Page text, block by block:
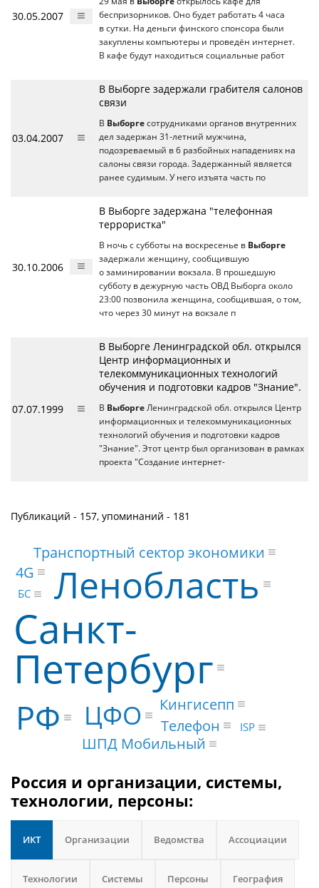
30.05.2007
беспризорников. Оно будет работать 4 часа
в сутки. На деньги финского спонсора были
закуплены компьютеры и проведён интернет.
В кафе будут находиться социальные работ
03.04.2007
В Выборге задержали грабителя салонов
связи
В Выборге сотрудниками органов внутренних
дел задержан 31-летний мужчина,
подозреваемый в 6 разбойных нападениях на
салоны связи города. Задержанный является
ранее судимым. У него изъята часть по
30.10.2006
В Выборге задержана "телефонная
террористка"
В ночь с субботы на воскресенье в Выборге
задержали женщину, сообщившую
о заминировании вокзала. В прошедшую
субботу в дежурную часть ОВД Выборга около
23:00 позвонила женщина, сообщившая, о том,
что через 30 минут на вокзале п
07.07.1999
В Выборге Ленинградской обл. открылся
Центр информационных и
телекоммуникационных технологий
обучения и подготовки кадров "Знание".
В Выборге Ленинградской обл. открылся Центр
информационных и телекоммуникационных
технологий обучения и подготовки кадров
"Знание". Этот центр был организован в рамках
проекта "Создание интернет-
Публикаций - 157, упоминаний - 181
Санкт-
Петербург
Ленобласть
РФ ЦФО
Кингисепп
Телефон
Транспортный сектор экономики
4G
ШПД Мобильный
БС
ISP
Россия и организации, системы,
технологии, персоны:
ИКТ Организации Ведомства Ассоциации
Технологии Системы Персоны География